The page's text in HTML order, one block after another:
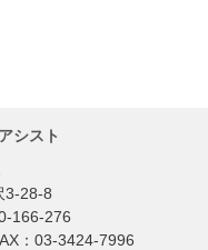
シスト
3-28-8
166-276
：03-3424-7996